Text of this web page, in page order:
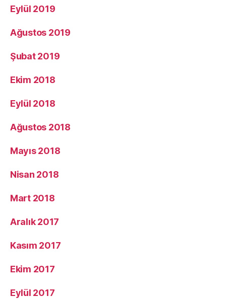
Eylül 2019
Ağustos 2019
Şubat 2019
Ekim 2018
Eylül 2018
Ağustos 2018
Mayıs 2018
Nisan 2018
Mart 2018
Aralık 2017
Kasım 2017
Ekim 2017
Eylül 2017